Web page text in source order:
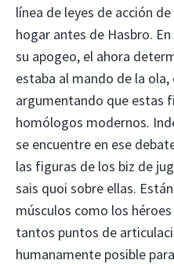
línea de leyes de acción
hogar antes de Hasbro.
su apogeo, el ahora
estaba al mando de la
argumentando que estas
homólogos modernos.
se encuentre en ese
las figuras de los biz de
sais quoi sobre ellas.
músculos como los
tantos puntos de
humanamente posible